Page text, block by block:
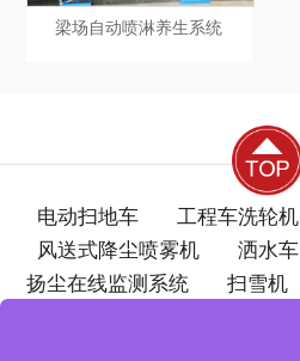
梁场自动喷淋养生系统
电动扫地车 工程车洗轮机
风送式降尘喷雾机
洒水车
扬尘在线监测系统
扫雪机